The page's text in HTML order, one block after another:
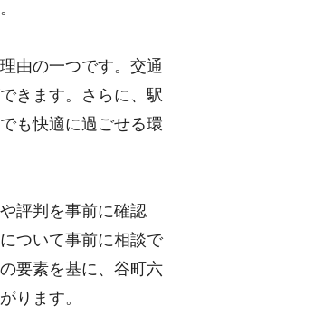
由の一つです。交通
きます。さらに、駅
も快適に過ごせる環
評判を事前に確認
ついて事前に相談で
要素を基に、谷町六
ります。